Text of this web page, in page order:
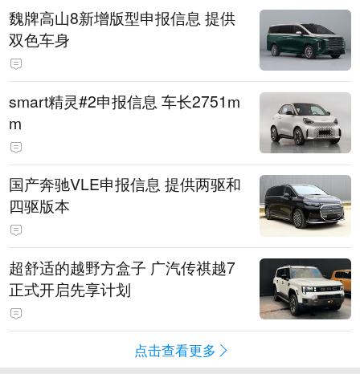
魏牌高山8新增版型申报信息 提供
双色车身
smart精灵#2申报信息 车长2751m
m
国产奔驰VLE申报信息 提供两驱和
四驱版本
超舒适的越野方盒子 广汽传祺越7
正式开启先享计划
点击查看更多